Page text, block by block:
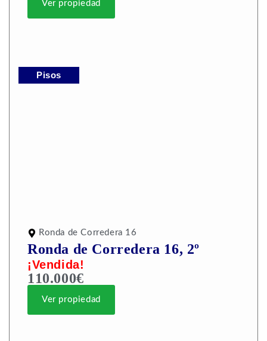
Ver propiedad
Pisos
Ronda de Corredera 16
Ronda de Corredera 16, 2º
¡Vendida!
110.000€
Ver propiedad